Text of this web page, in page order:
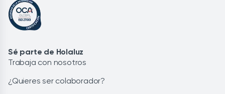
Sé parte de Holaluz
Trabaja con nosotros
¿Quieres ser colaborador?